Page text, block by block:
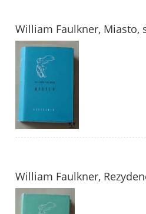
William Faulkner, Miasto,
William Faulkner,